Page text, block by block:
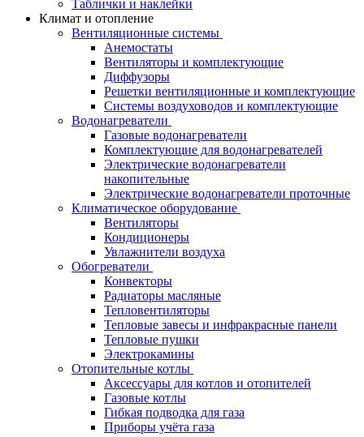
Таблички и наклейки
Климат и отопление
Вентиляционные системы
Анемостаты
Вентиляторы и комплектующие
Диффузоры
Решетки вентиляционные и комплектующие
Системы воздуховодов и комплектующие
Водонагреватели
Газовые водонагреватели
Комплектующие для водонагревателей
Электрические водонагреватели
накопительные
Электрические водонагреватели проточные
Климатическое оборудование
Вентиляторы
Кондиционеры
Увлажнители воздуха
Обогреватели
Конвекторы
Радиаторы масляные
Тепловентиляторы
Тепловые завесы и инфракрасные панели
Тепловые пушки
Электрокамины
Отопительные котлы
Аксессуары для котлов и отопителей
Газовые котлы
Гибкая подводка для газа
Приборы учёта газа